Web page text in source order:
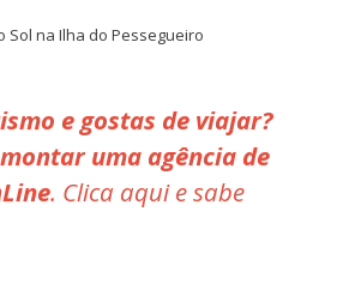
Sol na Ilha do Pessegueiro
e gostas de viajar?
uma agência de
. Clica aqui e sabe